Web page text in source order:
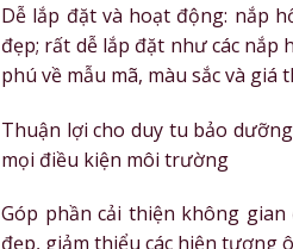
Dễ lắp đặt và hoạt động: nắp
đẹp; rất dễ lắp đặt như các
phú về mẫu mã, màu sắc và giá
Thuận lợi cho duy tu bảo
mọi điều kiện môi trường
Góp phần cải thiện không
đẹp, giảm thiểu các hiện tượng